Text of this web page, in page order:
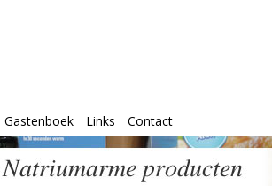
Gastenboek Links Contact